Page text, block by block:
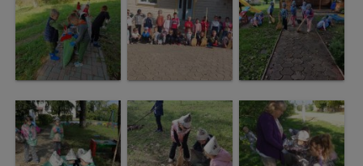
Consiliul
Municipal
Secretar
Consilieri